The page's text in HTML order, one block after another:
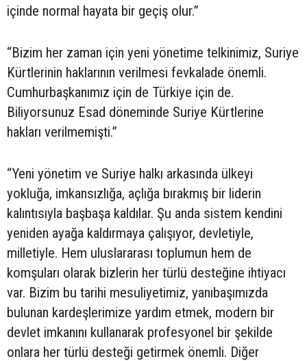
içinde normal hayata bir geçiş olur.”
“Bizim her zaman için yeni yönetime telkinimiz, Suriye
Kürtlerinin haklarının verilmesi fevkalade önemli.
Cumhurbaşkanımız için de Türkiye için de.
Biliyorsunuz Esad döneminde Suriye Kürtlerine
hakları verilmemişti.”
“Yeni yönetim ve Suriye halkı arkasında ülkeyi
yokluğa, imkansızlığa, açlığa bırakmış bir liderin
kalıntısıyla başbaşa kaldılar. Şu anda sistem kendini
yeniden ayağa kaldırmaya çalışıyor, devletiyle,
milletiyle. Hem uluslararası toplumun hem de
komşuları olarak bizlerin her türlü desteğine ihtiyacı
var. Bizim bu tarihi mesuliyetimiz, yanıbaşımızda
bulunan kardeşlerimize yardım etmek, modern bir
devlet imkanını kullanarak profesyonel bir şekilde
onlara her türlü desteği getirmek önemli. Diğer